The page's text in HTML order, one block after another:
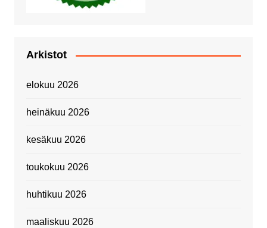
Arkistot
elokuu 2026
heinäkuu 2026
kesäkuu 2026
toukokuu 2026
huhtikuu 2026
maaliskuu 2026